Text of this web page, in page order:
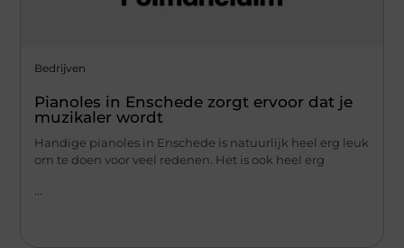
Bedrijven
Pianoles in Enschede zorgt ervoor dat je
muzikaler wordt
Handige pianoles in Enschede is natuurlijk heel erg leuk
om te doen voor veel redenen. Het is ook heel erg